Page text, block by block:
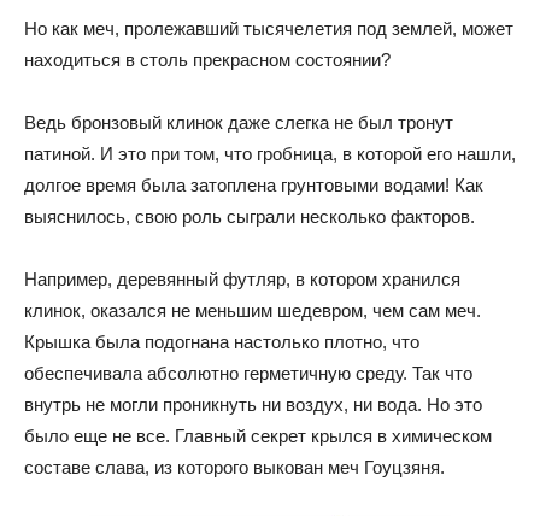
Но как меч, пролежавший тысячелетия под землей, может
находиться в столь прекрасном состоянии?
Ведь бронзовый клинок даже слегка не был тронут
патиной. И это при том, что гробница, в которой его нашли,
долгое время была затоплена грунтовыми водами! Как
выяснилось, свою роль сыграли несколько факторов.
Например, деревянный футляр, в котором хранился
клинок, оказался не меньшим шедевром, чем сам меч.
Крышка была подогнана настолько плотно, что
обеспечивала абсолютно герметичную среду. Так что
внутрь не могли проникнуть ни воздух, ни вода. Но это
было еще не все. Главный секрет крылся в химическом
составе слава, из которого выкован меч Гоуцзяня.